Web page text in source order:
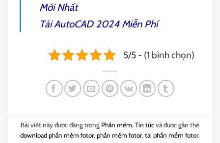
Mới Nhất
TảiAutoCAD 2024Miễn Phí
5/5 - (1 bình chọn)
Bài viết này được đăng trong Phần mềm, Tin tứcvà được gắn thẻ
download phần mềm fotor, phần mềm fotor, tải phần mềm fotor.